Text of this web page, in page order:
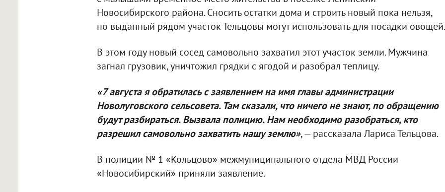
Новосибирского района. Сносить остатки дома и строить новый пока нельзя,
но выданный рядом участок Тельцовы могут использовать для посадки овощей.
В этом году новый сосед самовольно захватил этот участок земли. Мужчина
загнал грузовик, уничтожил грядки с ягодой и разобрал теплицу.
«7 августа я обратилась с заявлением на имя главы администрации
Новолуговского сельсовета. Там сказали, что ничего не знают, по обращению
будут разбираться. Вызвала полицию. Нам необходимо разобраться, кто
разрешил самовольно захватить нашу землю», — рассказала Лариса Тельцова.
В полиции № 1 «Кольцово» межмуниципального отдела МВД России
«Новосибирский» приняли заявление.